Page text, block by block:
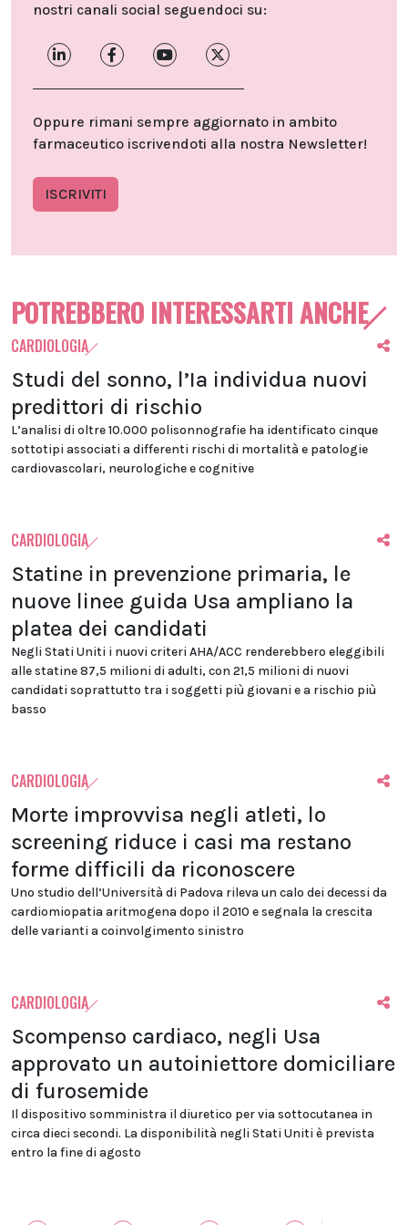
nostri canali social seguendoci su:
Oppure rimani sempre aggiornato in ambito
farmaceutico iscrivendoti alla nostra Newsletter!
ISCRIVITI
POTREBBERO INTERESSARTI ANCHE
CARDIOLOGIA
Studi del sonno, l’Ia individua nuovi
predittori di rischio
L’analisi di oltre 10.000 polisonnografie ha identificato cinque
sottotipi associati a differenti rischi di mortalità e patologie
cardiovascolari, neurologiche e cognitive
CARDIOLOGIA
Statine in prevenzione primaria, le
nuove linee guida Usa ampliano la
platea dei candidati
Negli Stati Uniti i nuovi criteri AHA/ACC renderebbero eleggibili
alle statine 87,5 milioni di adulti, con 21,5 milioni di nuovi
candidati soprattutto tra i soggetti più giovani e a rischio più
basso
CARDIOLOGIA
Morte improvvisa negli atleti, lo
screening riduce i casi ma restano
forme difficili da riconoscere
Uno studio dell’Università di Padova rileva un calo dei decessi da
cardiomiopatia aritmogena dopo il 2010 e segnala la crescita
delle varianti a coinvolgimento sinistro
CARDIOLOGIA
Scompenso cardiaco, negli Usa
approvato un autoiniettore domiciliare
di furosemide
Il dispositivo somministra il diuretico per via sottocutanea in
circa dieci secondi. La disponibilità negli Stati Uniti è prevista
entro la fine di agosto